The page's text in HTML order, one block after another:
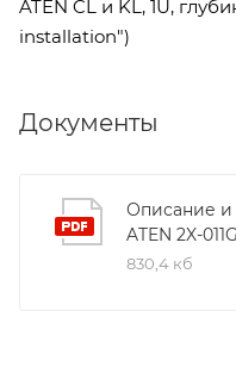
ATEN CL и KL, 1U,
installation")
Документы
Описание и
ATEN 2X-011G
830,4 кб